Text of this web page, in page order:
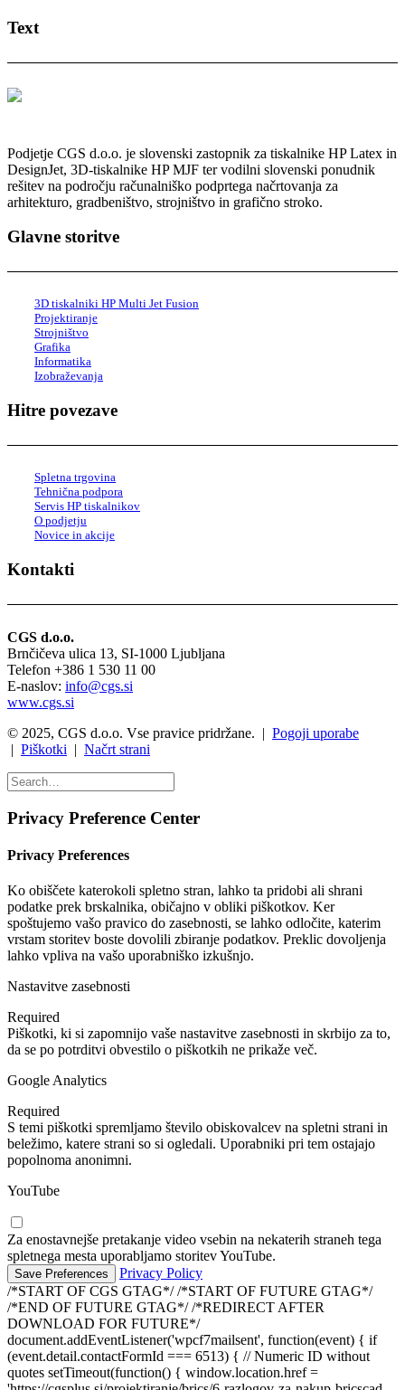
Text
Podjetje CGS d.o.o. je slovenski zastopnik za tiskalnike HP Latex in
DesignJet, 3D-tiskalnike HP MJF ter vodilni slovenski ponudnik
rešitev na področju računalniško podprtega načrtovanja za
arhitekturo, gradbeništvo, strojništvo in grafično stroko.
Glavne storitve
3D tiskalniki HP Multi Jet Fusion
Projektiranje
Strojništvo
Grafika
Informatika
Izobraževanja
Hitre povezave
Spletna trgovina
Tehnična podpora
Servis HP tiskalnikov
O podjetju
Novice in akcije
Kontakti
CGS d.o.o.
Brnčičeva ulica 13, SI-1000 Ljubljana
Telefon +386 1 530 11 00
E-naslov: info@cgs.si
www.cgs.si
© 2025, CGS d.o.o. Vse pravice pridržane. | Pogoji uporabe
| Piškotki | Načrt strani
Privacy Preference Center
Privacy Preferences
Ko obiščete katerokoli spletno stran, lahko ta pridobi ali shrani
podatke prek brskalnika, običajno v obliki piškotkov. Ker
spoštujemo vašo pravico do zasebnosti, se lahko odločite, katerim
vrstam storitev boste dovolili zbiranje podatkov. Preklic dovoljenja
lahko vpliva na vašo uporabniško izkušnjo.
Nastavitve zasebnosti
Required
Piškotki, ki si zapomnijo vaše nastavitve zasebnosti in skrbijo za to,
da se po potrditvi obvestilo o piškotkih ne prikaže več.
Google Analytics
Required
S temi piškotki spremljamo število obiskovalcev na spletni strani in
beležimo, katere strani so si ogledali. Uporabniki pri tem ostajajo
popolnoma anonimni.
YouTube
Za enostavnejše pretakanje video vsebin na nekaterih straneh tega
spletnega mesta uporabljamo storitev YouTube.
Privacy Policy
/*START OF CGS GTAG*//*START OF FUTURE GTAG*/
/*END OF FUTURE GTAG*/ /*REDIRECT AFTER
DOWNLOAD FOR FUTURE*/
document.addEventListener('wpcf7mailsent', function(event) { if
(event.detail.contactFormId === 6513) { // Numeric ID without
quotes setTimeout(function() { window.location.href =